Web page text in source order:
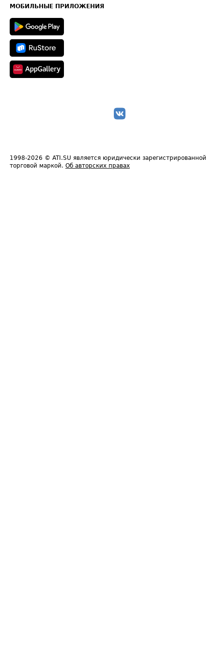
Техническая информация
МОБИЛЬНЫЕ ПРИЛОЖЕНИЯ
1998-2026 © ATI.SU является юридически зарегистрированной
торговой маркой. Об авторских правах